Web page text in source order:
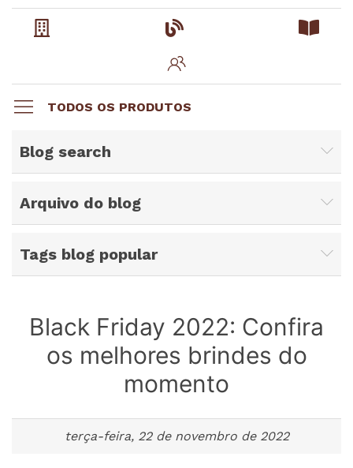
TODOS OS PRODUTOS
Blog search
Arquivo do blog
Tags blog popular
Black Friday 2022: Confira
os melhores brindes do
momento
terça-feira, 22 de novembro de 2022